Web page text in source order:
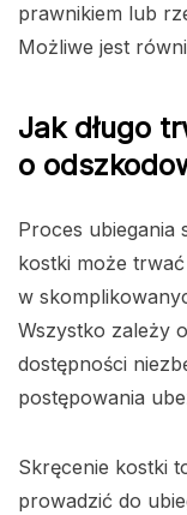
prawnikiem lub
Możliwe jest
Jak długo
o
Proces ubiegania
kostki może
w
Wszystko zależy
dostępności
postępowania
Skręcenie kostki
prowadzić do